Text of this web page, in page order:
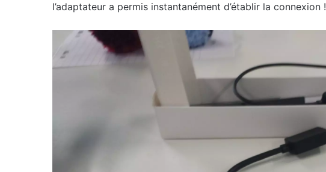
l’adaptateur a permis instantanément d’établir la connexion !